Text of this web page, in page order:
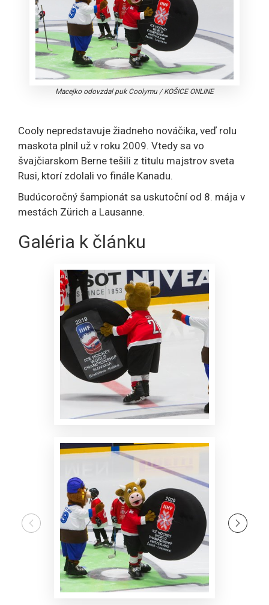
Macejko odovzdal puk Coolymu/KOŠICE ONLINE
Cooly nepredstavuje žiadneho nováčika, veď rolu
maskota plnil už v roku 2009. Vtedy sa vo
švajčiarskom Berne tešili z titulu majstrov sveta
Rusi, ktorí zdolali vo finále Kanadu.
Budúcoročný šampionát sa uskutoční od 8. mája v
mestách Zürich a Lausanne.
Galéria k článku